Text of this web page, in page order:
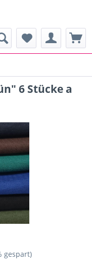
6 Stücke a
gespart)